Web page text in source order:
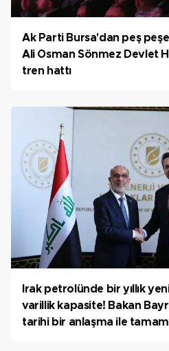
Ak Parti Bursa'dan peş peşe
Ali Osman Sönmez Devlet
tren hattı
Irak petrolünde bir yıllık
varillik kapasite! Bakan
tarihi bir anlaşma ile